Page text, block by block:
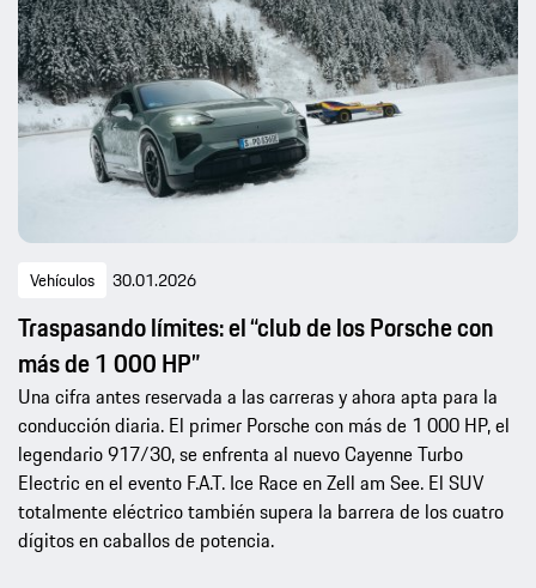
Vehículos 30.01.2026
Traspasando límites: el “club de los Porsche con
más de 1 000 HP”
Una cifra antes reservada a las carreras y ahora apta para la
conducción diaria. El primer Porsche con más de 1 000 HP, el
legendario 917/30, se enfrenta al nuevo Cayenne Turbo
Electric en el evento F.A.T. Ice Race en Zell am See. El SUV
totalmente eléctrico también supera la barrera de los cuatro
dígitos en caballos de potencia.